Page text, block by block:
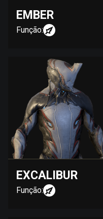
EMBER
Função:
EXCALIBUR
Função: